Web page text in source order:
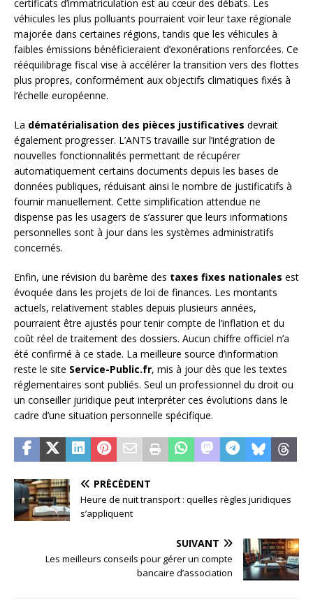
certificats d’immatriculation est au cœur des débats. Les
véhicules les plus polluants pourraient voir leur taxe régionale
majorée dans certaines régions, tandis que les véhicules à
faibles émissions bénéficieraient d’exonérations renforcées. Ce
rééquilibrage fiscal vise à accélérer la transition vers des flottes
plus propres, conformément aux objectifs climatiques fixés à
l’échelle européenne.
La dématérialisation des pièces justificatives devrait
également progresser. L’ANTS travaille sur l’intégration de
nouvelles fonctionnalités permettant de récupérer
automatiquement certains documents depuis les bases de
données publiques, réduisant ainsi le nombre de justificatifs à
fournir manuellement. Cette simplification attendue ne
dispense pas les usagers de s’assurer que leurs informations
personnelles sont à jour dans les systèmes administratifs
concernés.
Enfin, une révision du barème des taxes fixes nationales est
évoquée dans les projets de loi de finances. Les montants
actuels, relativement stables depuis plusieurs années,
pourraient être ajustés pour tenir compte de l’inflation et du
coût réel de traitement des dossiers. Aucun chiffre officiel n’a
été confirmé à ce stade. La meilleure source d’information
reste le site Service-Public.fr, mis à jour dès que les textes
réglementaires sont publiés. Seul un professionnel du droit ou
un conseiller juridique peut interpréter ces évolutions dans le
cadre d’une situation personnelle spécifique.
PRÉCÉDENT
Heure de nuit transport : quelles règles juridiques
s’appliquent
SUIVANT
Les meilleurs conseils pour gérer un compte
bancaire d’association